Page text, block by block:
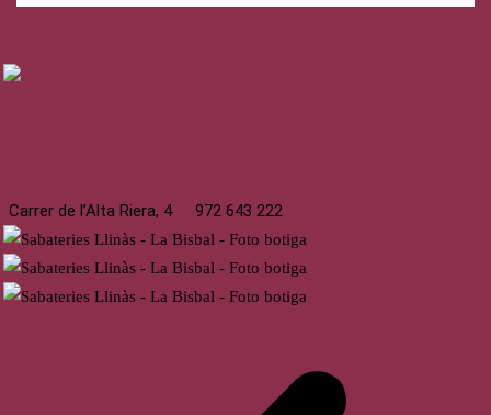
Carrer de l’Alta Riera, 4 972 643 222